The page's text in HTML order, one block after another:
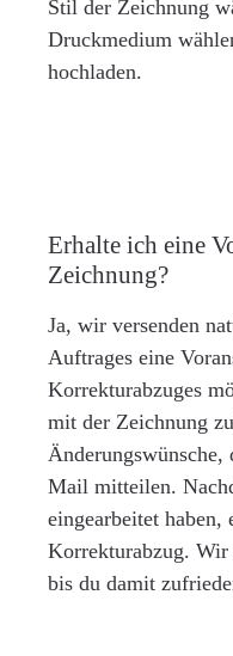
Stil der Zeichnung
Druckmedium
hochladen.
Erhalte ich eine
Zeichnung?
Ja, wir versenden
Auftrages eine
Korrekturabzuges
mit der Zeichnung
Änderungswünsche,
Mail mitteilen.
eingearbeitet haben,
Korrekturabzug. Wir
bis du damit